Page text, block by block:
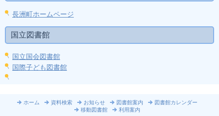
長洲町ホームページ
国立図書館
国立国会図書館
国際子ども図書館
ホーム 資料検索 お知らせ 図書館案内
図書館カレンダー
移動図書館
利用案内